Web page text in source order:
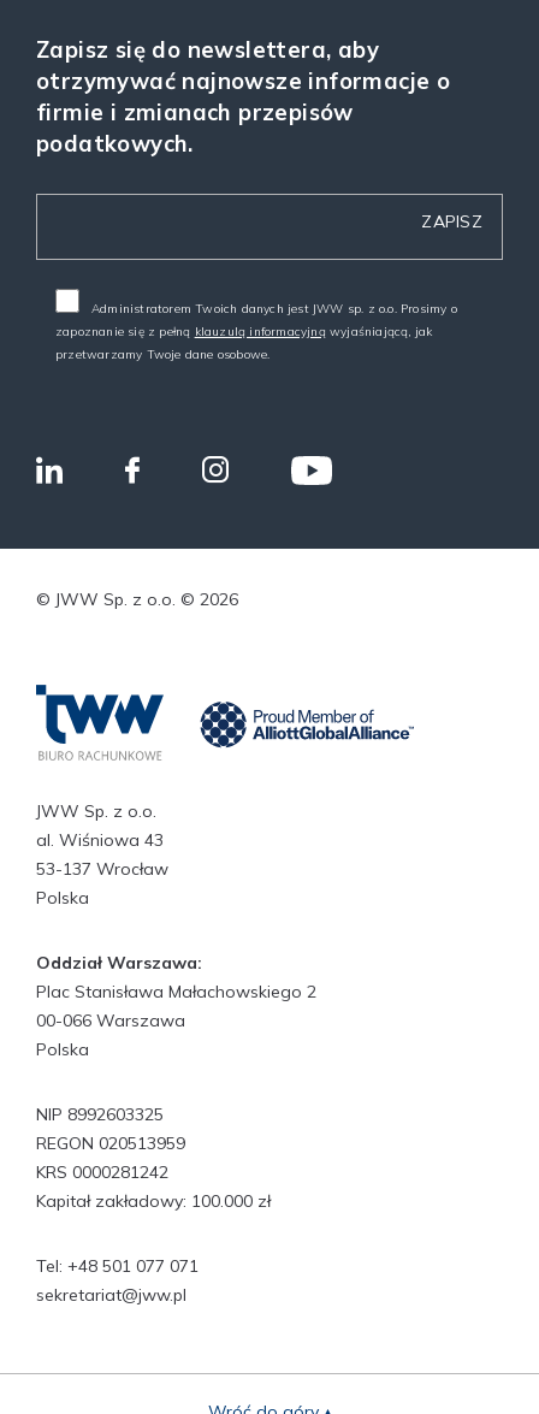
Zapisz się do newslettera, aby
otrzymywać najnowsze informacje o
firmie i zmianach przepisów
podatkowych.
Administratorem Twoich danych jest JWW sp. z o.o. Prosimy o
zapoznanie się z pełną klauzulą informacyjną wyjaśniającą, jak
przetwarzamy Twoje dane osobowe.
© JWW Sp. z o.o. © 2026
JWW Sp. z o.o.
al. Wiśniowa 43
53-137 Wrocław
Polska
Oddział Warszawa:
Plac Stanisława Małachowskiego 2
00-066 Warszawa
Polska
NIP 8992603325
REGON 020513959
KRS 0000281242
Kapitał zakładowy: 100.000 zł
Tel: +48 501 077 071
sekretariat@jww.pl